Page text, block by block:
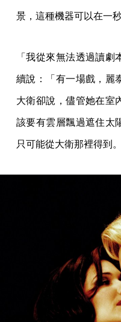
景，這種機器可以在一
「我從來無法透過讀
續說：「有一場戲，麗
大衛卻說，儘管她在室
該要有雲層飄過遮住太
只可能從大衛那裡得到。